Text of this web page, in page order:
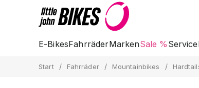
E-BikesFahrräderMarkenSale % Service
Start / Fahrräder / Mountainbikes /